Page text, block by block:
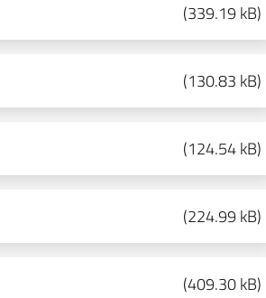
(339.19 kB)
(130.83 kB)
(124.54 kB)
(224.99 kB)
(409.30 kB)